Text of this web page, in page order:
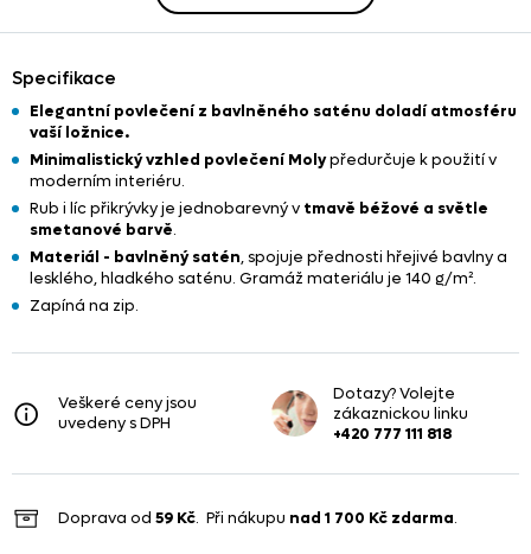
Specifikace
Elegantní povlečení z bavlněného saténu doladí atmosféru
vaší ložnice.
Minimalistický vzhled povlečení Molypředurčuje k použití v
moderním interiéru.
Rub i líc přikrývky je jednobarevný v tmavě béžové a světle
smetanové barvě.
Materiál - bavlněný satén, spojuje přednosti hřejivé bavlny a
lesklého, hladkého saténu. Gramáž materiálu je 140 g/m².
Zapíná na zip.
Veškeré ceny jsou
uvedeny s DPH
Dotazy? Volejte
zákaznickou linku
+420 777 111 818
Doprava od 59 Kč. Při nákupu nad 1 700 Kč zdarma.